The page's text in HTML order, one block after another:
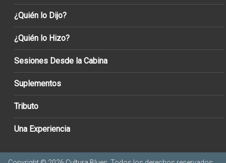
¿Quién lo Dijo?
¿Quién lo Hizo?
Sesiones Desde la Cabina
Suplementos
Tributo
Una Experiencia